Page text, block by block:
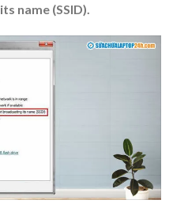
name (SSID).